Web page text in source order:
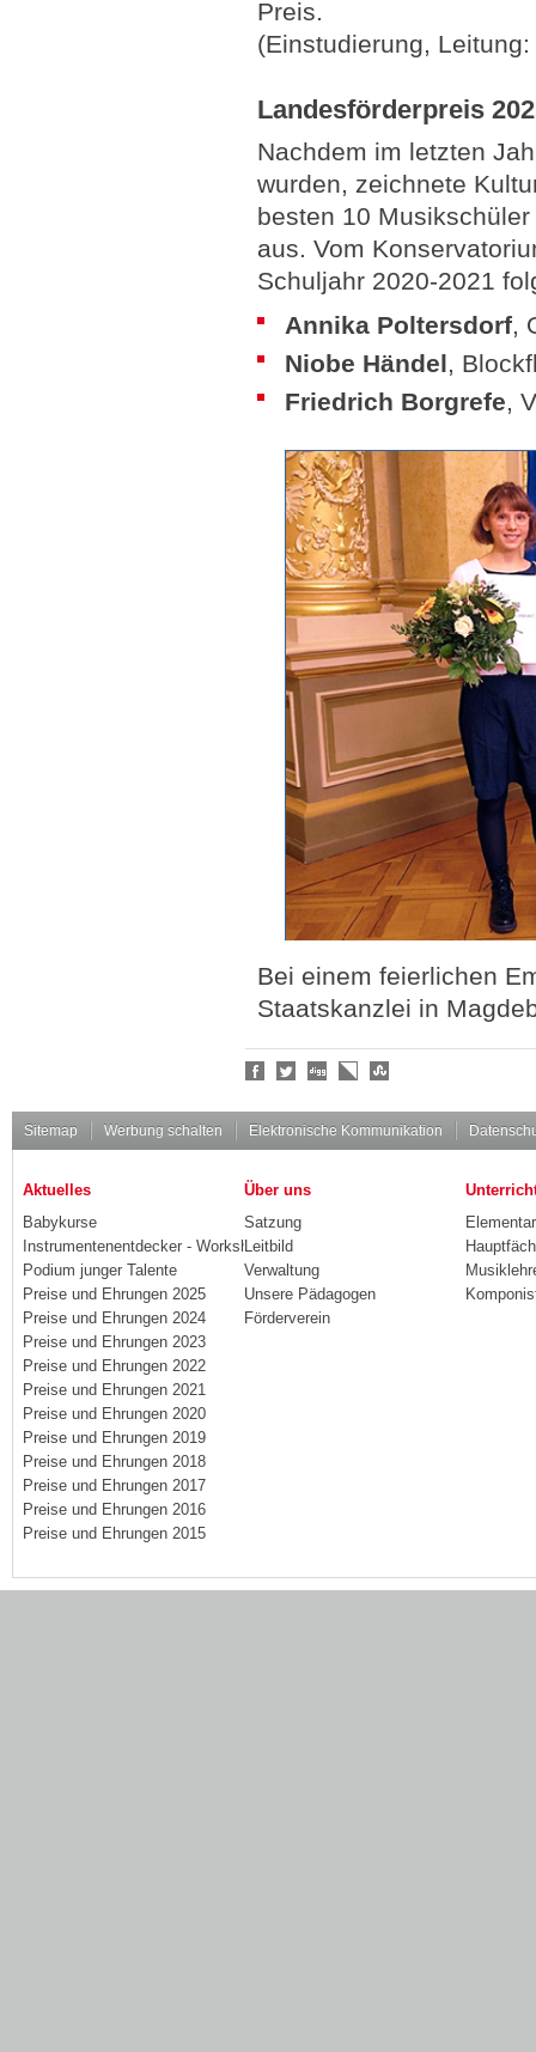
Preis.
(Einstudierung,
Landesförderpreis
Nachdem im letzten
wurden, zeichnete
besten 10
aus. Vom
Schuljahr 2020-2021
Annika Poltersdorf,
Niobe Händel,
Friedrich Borgrefe,
Bei einem feierlichen
Staatskanzlei in
Social
Sitemap Werbung schalten Elektronische Kommunikation
Aktuelles
Babykurse
Instrumentenentdecker - Workshops
Podium junger Talente
Preise und Ehrungen 2025
Preise und Ehrungen 2024
Preise und Ehrungen 2023
Preise und Ehrungen 2022
Preise und Ehrungen 2021
Preise und Ehrungen 2020
Preise und Ehrungen 2019
Preise und Ehrungen 2018
Preise und Ehrungen 2017
Preise und Ehrungen 2016
Preise und Ehrungen 2015
Über uns
Satzung
Leitbild
Verwaltung
Unsere Pädagogen
Förderverein